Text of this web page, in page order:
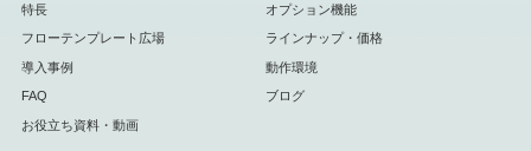
特長 オプション機能
フローテンプレート広場 ラインナップ・価格
導入事例 動作環境
FAQ ブログ
お役立ち資料・動画